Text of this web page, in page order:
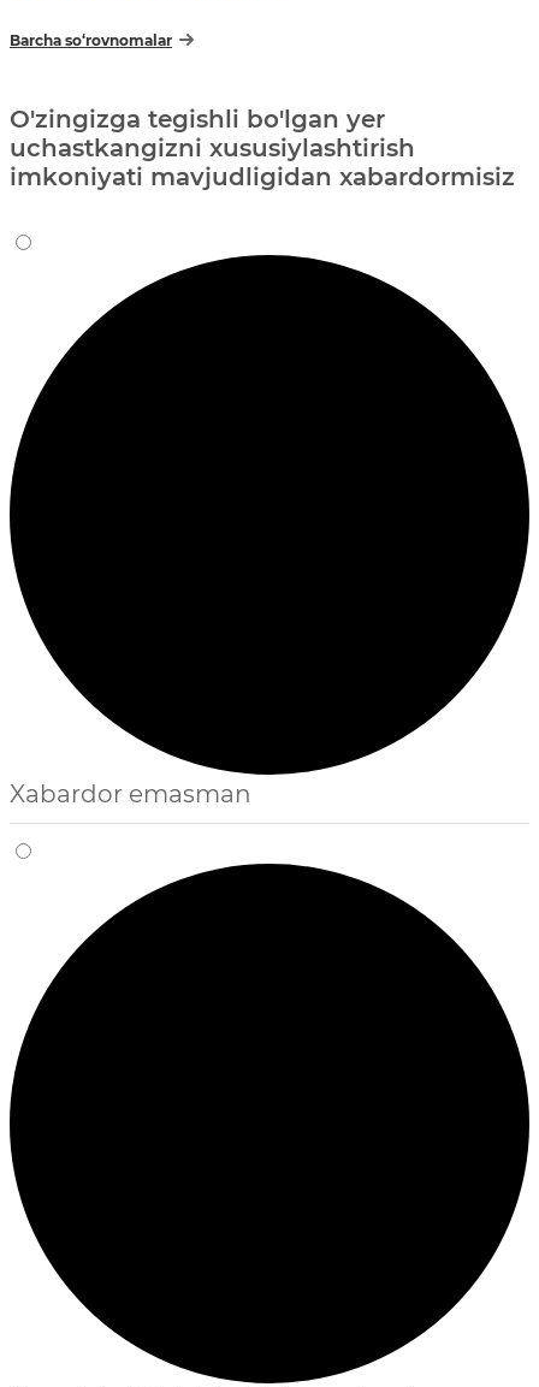
Barcha so‘rovnomalar
O'zingizga tegishli bo'lgan yer
uchastkangizni xususiylashtirish
imkoniyati mavjudligidan xabardormisiz
Xabardor emasman